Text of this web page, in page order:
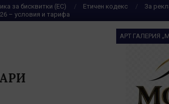
за бисквитки (ЕС) Етичен кодекс За
– условия и тарифа
АРТ ГАЛЕРИЯ